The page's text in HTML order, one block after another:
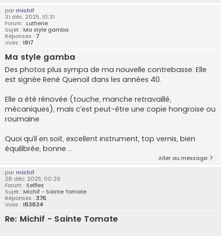
par michif
31 déc. 2025, 10:31
Forum : Lutherie
Sujet : Ma style gamba
Réponses : 7
Vues : 1917
Ma style gamba
Des photos plus sympa de ma nouvelle contrebasse. Elle
est signée René Quenoil dans les années 40.
Elle a été rénovée (touche, manche retravaillé,
mécaniques), mais c’est peut-être une copie hongroise ou
roumaine.
Quoi qu’il en soit, excellent instrument, top vernis, bien
équilibrée, bonne ...
Aller au message
par michif
28 déc. 2025, 00:26
Forum : Selfies
Sujet : Michif - Sainte Tomate
Réponses : 376
Vues : 183834
Re: Michif - Sainte Tomate